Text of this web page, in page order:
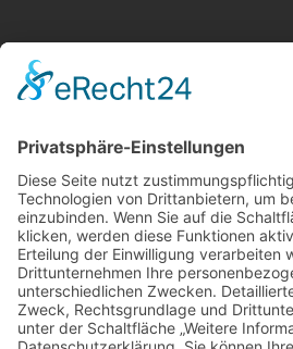
Sonstiges
Kontakt
Förder- & Freundeskreis
Schlagworte
Impressum